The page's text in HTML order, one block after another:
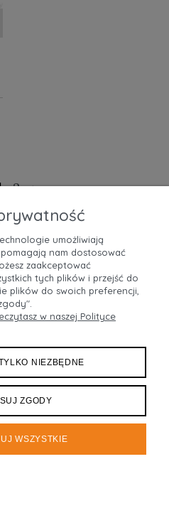
2 »
KONTO
NAS
umożliwiają
nam dostosować
zaakceptować
tych plików i przejść do
plików do swoich preferencji,
w naszej Polityce
NIEZBĘDNE
ZGODY
WSZYSTKIE